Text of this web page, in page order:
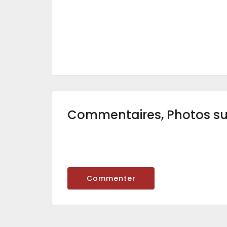
Commentaires, Photos
Commenter